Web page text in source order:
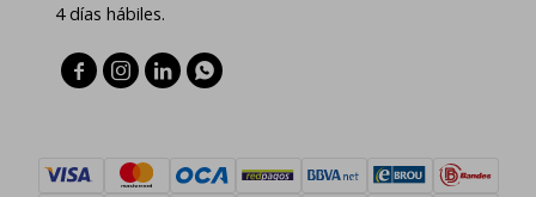
4 días hábiles.
   